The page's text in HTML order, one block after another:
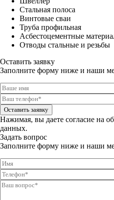
Стальная полоса
Винтовые сваи
Труба профильная
Асбестоцементные
Отводы стальные и резьбы
Оставить заявку
Заполните форму ниже и наши
Оставить заявку
Нажимая, вы даете согласие на
данных.
Задать вопрос
Заполните форму ниже и наши